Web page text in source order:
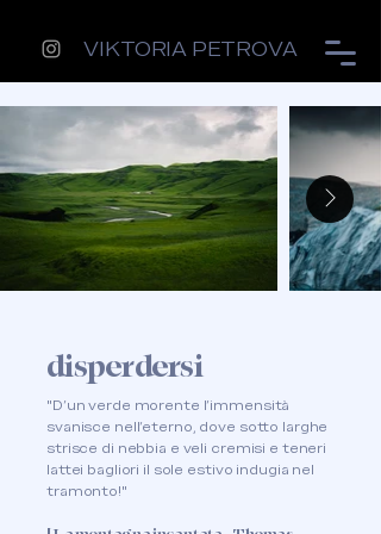
VIKTORIA PETROVA
disperdersi
"D'un verde morente l'immensità
svanisce nell'eterno, dove sotto larghe
strisce di nebbia e veli cremisi e teneri
lattei bagliori il sole estivo indugia nel
tramonto!"